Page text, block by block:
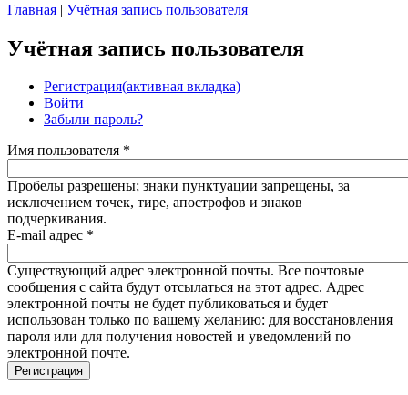
Главная | Учётная запись пользователя
Учётная запись пользователя
Регистрация(активная вкладка)
Войти
Забыли пароль?
Имя пользователя *
Пробелы разрешены; знаки пунктуации запрещены, за
исключением точек, тире, апострофов и знаков
подчеркивания.
E-mail адрес *
Существующий адрес электронной почты. Все почтовые
сообщения с сайта будут отсылаться на этот адрес. Адрес
электронной почты не будет публиковаться и будет
использован только по вашему желанию: для восстановления
пароля или для получения новостей и уведомлений по
электронной почте.